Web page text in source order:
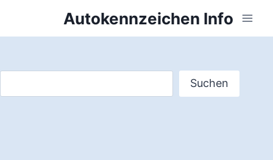
springen
Autokennzeichen Info
Suchen